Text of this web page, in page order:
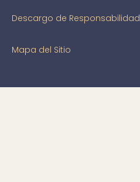
Descargo de Responsabilidad
Mapa del Sitio